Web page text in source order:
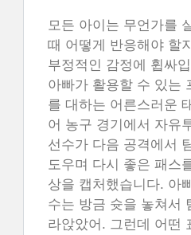
모든 아이는 무언가를
때 어떻게 반응해야 할
부정적인 감정에 휩싸
아빠가 활용할 수 있는
를 대하는 어른스러운
어 농구 경기에서 자유
선수가 다음 공격에서
도우며 다시 좋은 패스
상을 캡처했습니다. 아
수는 방금 슛을 놓쳐서
라앉았어. 그런데 어떤